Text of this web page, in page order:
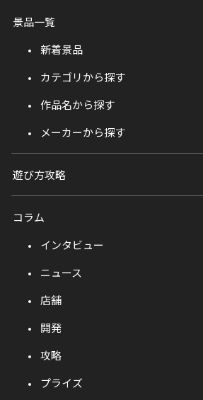
景品一覧
新着景品
カテゴリから探す
作品名から探す
メーカーから探す
遊び方攻略
コラム
インタビュー
ニュース
店舗
開発
攻略
プライズ